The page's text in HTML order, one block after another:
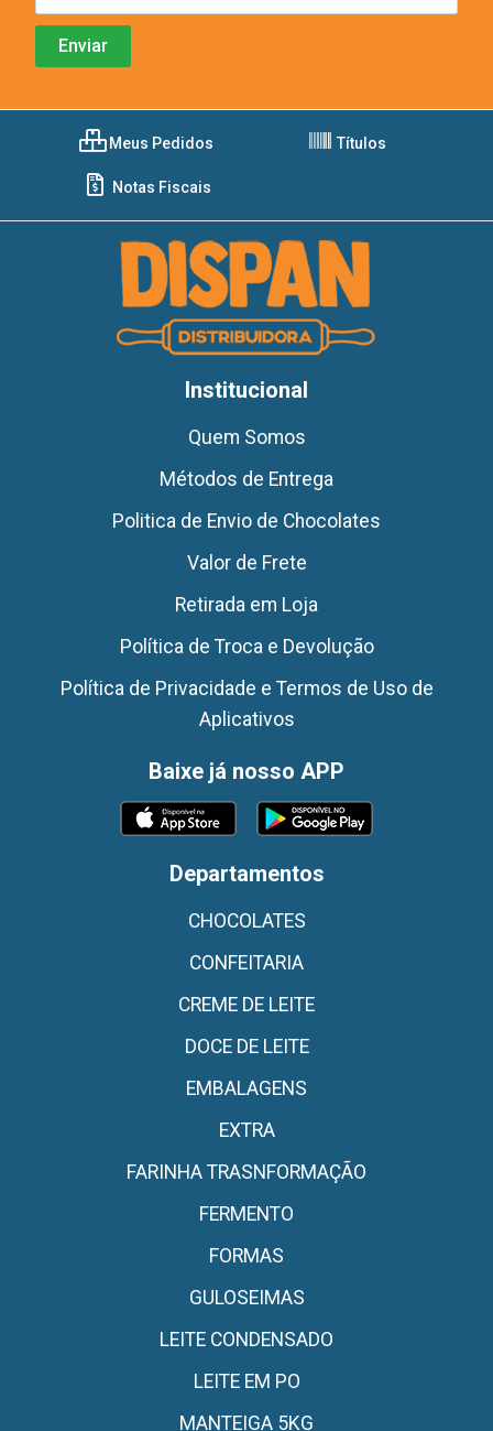
Meus Pedidos Títulos
Notas Fiscais
Institucional
Quem Somos
Métodos de Entrega
Politica de Envio de Chocolates
Valor de Frete
Retirada em Loja
Política de Troca e Devolução
Política de Privacidade e Termos de Uso de
Aplicativos
Baixe já nosso APP
Departamentos
CHOCOLATES
CONFEITARIA
CREME DE LEITE
DOCE DE LEITE
EMBALAGENS
EXTRA
FARINHA TRASNFORMAÇÃO
FERMENTO
FORMAS
GULOSEIMAS
LEITE CONDENSADO
LEITE EM PO
MANTEIGA 5KG